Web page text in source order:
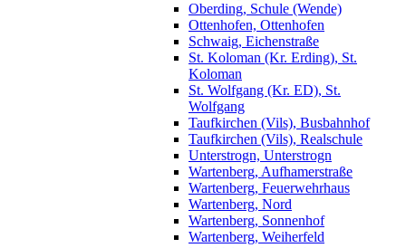
Oberding, Schule (Wende)
Ottenhofen, Ottenhofen
Schwaig, Eichenstraße
St. Koloman (Kr. Erding), St.
Koloman
St. Wolfgang (Kr. ED), St.
Wolfgang
Taufkirchen (Vils), Busbahnhof
Taufkirchen (Vils), Realschule
Unterstrogn, Unterstrogn
Wartenberg, Aufhamerstraße
Wartenberg, Feuerwehrhaus
Wartenberg, Nord
Wartenberg, Sonnenhof
Wartenberg, Weiherfeld